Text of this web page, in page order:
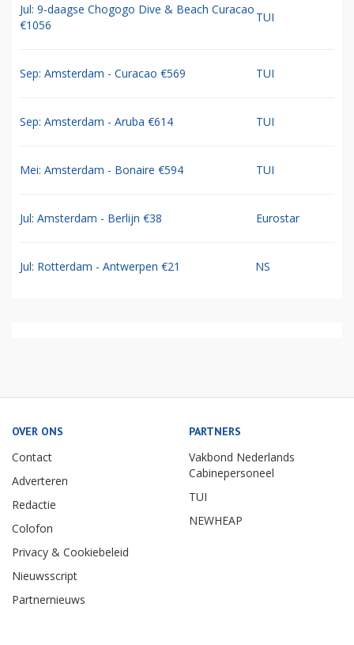
Jul: 9-daagse Chogogo Dive & Beach Curacao
€1056
TUI
Sep: Amsterdam - Curacao €569 TUI
Sep: Amsterdam - Aruba €614 TUI
Mei: Amsterdam - Bonaire €594 TUI
Jul: Amsterdam - Berlijn €38 Eurostar
Jul: Rotterdam - Antwerpen €21 NS
OVER ONS
Contact
Adverteren
Redactie
Colofon
Privacy & Cookiebeleid
Nieuwsscript
Partnernieuws
PARTNERS
Vakbond Nederlands
Cabinepersoneel
TUI
NEWHEAP